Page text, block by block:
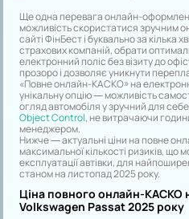
Ще одна перевага онлайн-
можливість скористатися зручним
сайті ФінБест і буквально за кілька
страхових компаній, обрати
електронний поліс без візиту до
прозоро і дозволяє уникнути
«Повне онлайн-КАСКО» на
унікальну опцію — можливість
огляд автомобіля у зручний для
Object Control, не витрачаючи
менеджером.
Нижче — актуальні ціни на повне
максимальної кількості ризиків, що
експлуатації автівки, для
станом на листопад 2025 року.
Ціна повного онлайн-КАСКО
Volkswagen Passat 2025 року